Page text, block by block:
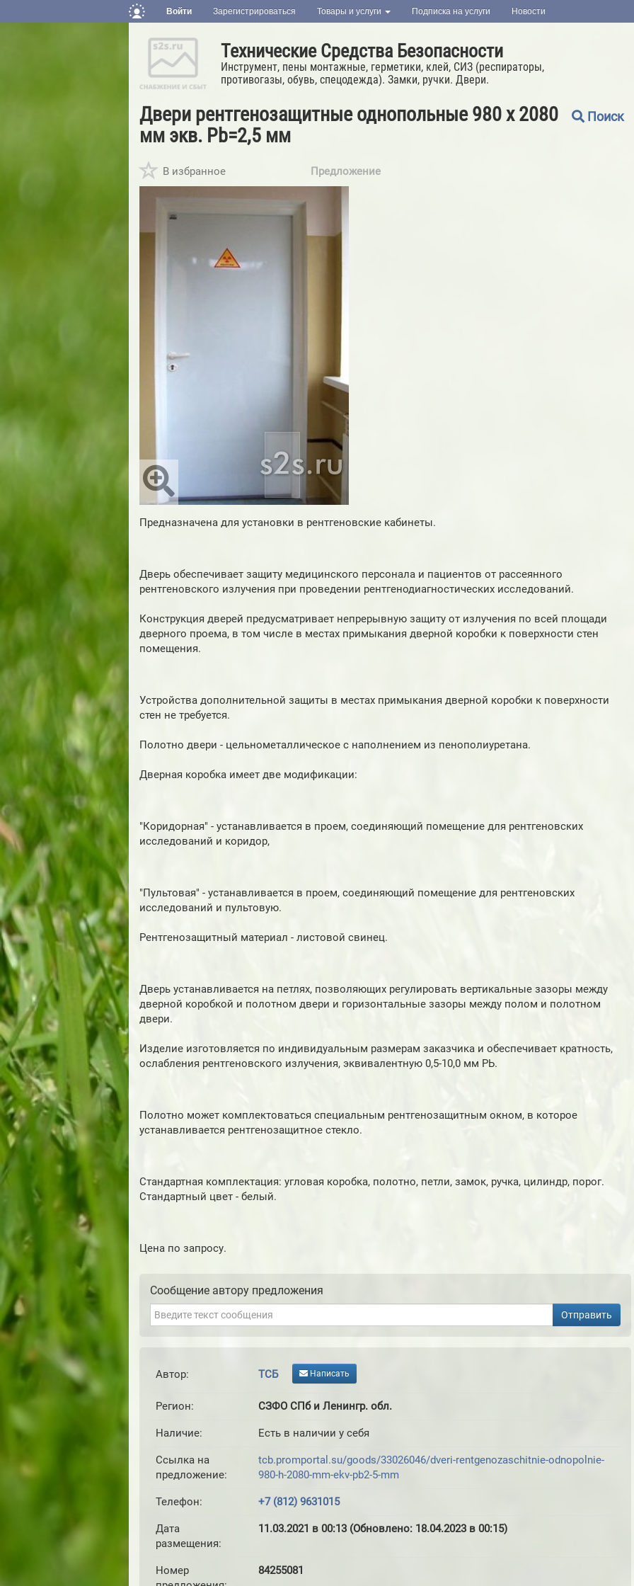
Войти Зарегистрироваться Товары и услуги Подписка на услуги Новости
Технические Средства Безопасности
Инструмент, пены монтажные, герметики, клей, СИЗ (респираторы,
противогазы, обувь, спецодежда). Замки, ручки. Двери.
Двери рентгенозащитные однопольные 980 х 2080
мм экв. Pb=2,5 мм
Поиск
В избранное Предложение
Предназначена для установки в рентгеновские кабинеты.
Дверь обеспечивает защиту медицинского персонала и пациентов от рассеянного
рентгеновского излучения при проведении рентгенодиагностических исследований.
Конструкция дверей предусматривает непрерывную защиту от излучения по всей площади
дверного проема, в том числе в местах примыкания дверной коробки к поверхности стен
помещения.
Устройства дополнительной защиты в местах примыкания дверной коробки к поверхности
стен не требуется.
Полотно двери - цельнометаллическое с наполнением из пенополиуретана.
Дверная коробка имеет две модификации:
"Коридорная" - устанавливается в проем, соединяющий помещение для рентгеновских
исследований и коридор,
"Пультовая" - устанавливается в проем, соединяющий помещение для рентгеновских
исследований и пультовую.
Рентгенозащитный материал - листовой свинец.
Дверь устанавливается на петлях, позволяющих регулировать вертикальные зазоры между
дверной коробкой и полотном двери и горизонтальные зазоры между полом и полотном
двери.
Изделие изготовляется по индивидуальным размерам заказчика и обеспечивает кратность,
ослабления рентгеновского излучения, эквивалентную 0,5-10,0 мм РЬ.
Полотно может комплектоваться специальным рентгенозащитным окном, в которое
устанавливается рентгенозащитное стекло.
Стандартная комплектация: угловая коробка, полотно, петли, замок, ручка, цилиндр, порог.
Стандартный цвет - белый.
Цена по запросу.
Сообщение автору предложения
Отправить
Автор: ТСБ Написать
Регион: СЗФО СПб и Ленингр. обл.
Наличие: Есть в наличии у себя
Ссылка на
предложение:
tcb.promportal.su/goods/33026046/dveri-rentgenozaschitnie-odnopolnie-
980-h-2080-mm-ekv-pb2-5-mm
Телефон: +7 (812) 9631015
Дата
размещения:
11.03.2021 в 00:13 (Обновлено: 18.04.2023 в 00:15)
Номер
84255081